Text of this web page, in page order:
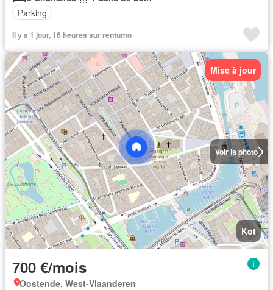
Parking
Il y a 1 jour, 16 heures sur rentumo
Voir la photo
Mise à jour
Kot
700 €/mois
Oostende, West-Vlaanderen